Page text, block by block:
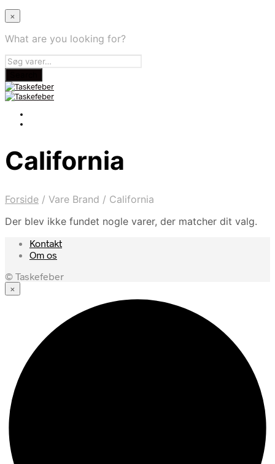
×
What are you looking for?
California
Forside / Vare Brand / California
Der blev ikke fundet nogle varer, der matcher dit valg.
Kontakt
Om os
© Taskefeber
×